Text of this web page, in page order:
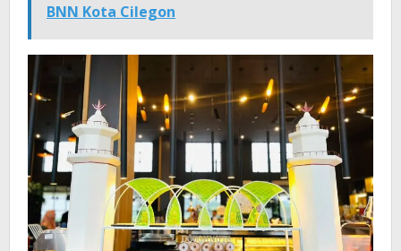
BNN Kota Cilegon